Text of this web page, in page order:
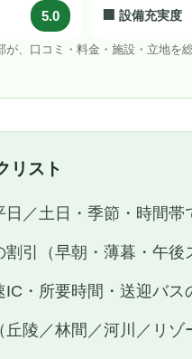
5.0 🏢 設備充実度
、口コミ・料金・施設・立地を
リスト
日／土日・季節・時間帯
割引（早朝・薄暮・午後
IC・所要時間・送迎バス
丘陵／林間／河川／リ